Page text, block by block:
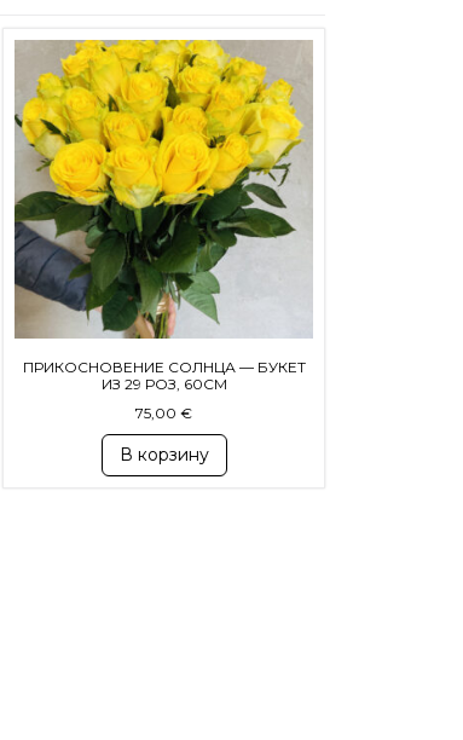
ПРИКОСНОВЕНИЕ СОЛНЦА — БУКЕТ
ИЗ 29 РОЗ, 60СМ
75,00 €
В корзину